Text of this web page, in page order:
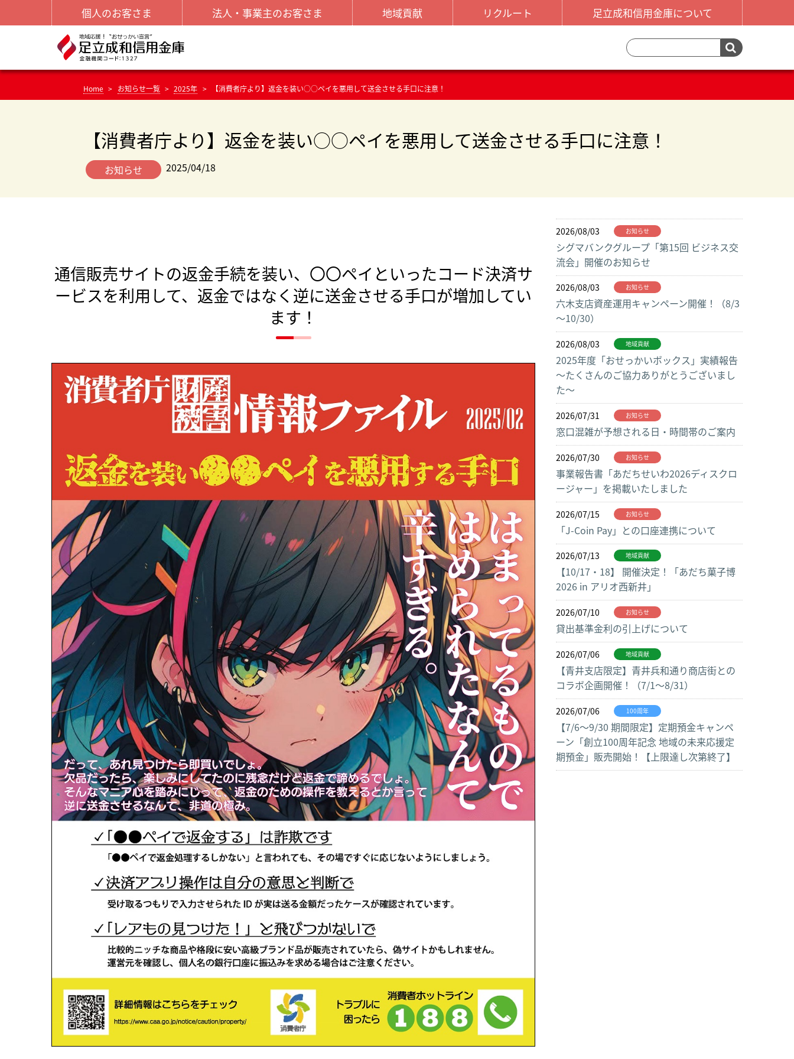
個人のお客さま 法人・事業主のお客さま 地域貢献 リクルート 足立成和信用金庫について
Home お知らせ一覧 2025年 【消費者庁より】返金を装い○○ペイを悪用して送金させる手口に注意！
【消費者庁より】返金を装い○○ペイを悪用して送金させる手口に注意！
お知らせ 2025/04/18
通信販売サイトの返金手続を装い、〇〇ペイといったコード決済サ
ービスを利用して、返金ではなく逆に送金させる手口が増加してい
ます！
2026/08/03 お知らせ
シグマバンクグループ「第15回 ビジネス交
流会」開催のお知らせ
2026/08/03 お知らせ
六木支店資産運用キャンペーン開催！（8/3
～10/30）
2026/08/03 地域貢献
2025年度「おせっかいボックス」実績報告
～たくさんのご協力ありがとうございまし
た～
2026/07/31 お知らせ
窓口混雑が予想される日・時間帯のご案内
2026/07/30 お知らせ
事業報告書「あだちせいわ2026ディスクロ
ージャー」を掲載いたしました
2026/07/15 お知らせ
「J-Coin Pay」との口座連携について
2026/07/13 地域貢献
【10/17・18】 開催決定！「あだち菓子博
2026 in アリオ西新井」
2026/07/10 お知らせ
貸出基準金利の引上げについて
2026/07/06 地域貢献
【青井支店限定】青井兵和通り商店街との
コラボ企画開催！（7/1～8/31）
2026/07/06 100周年
【7/6～9/30 期間限定】定期預金キャンペ
ーン「創立100周年記念 地域の未来応援定
期預金」販売開始！【上限達し次第終了】